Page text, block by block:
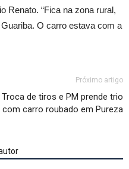
Renato. “Fica na zona rural,
O carro estava com a
Próximo artigo
Troca de tiros e PM prende trio
com carro roubado em Pureza